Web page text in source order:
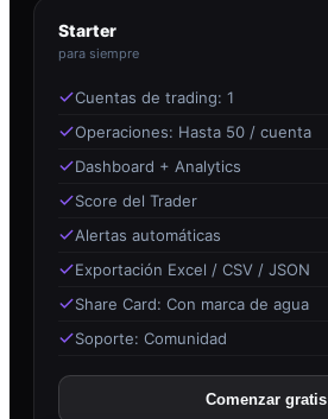
Starter
para siempre
Cuentas de trading: 1
Operaciones: Hasta 50 / cuenta
Dashboard + Analytics
Score del Trader
Alertas automáticas
Exportación Excel / CSV / JSON
Share Card: Con marca de agua
Soporte: Comunidad
Comenzar gratis